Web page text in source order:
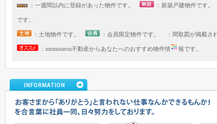
：一週間以内に登録があった物件です。 ：新築戸建物件です
です。
：土地物件です。 ：会員限定物件です。 ：間取図が掲載
：momotarou不動産からあなたへのおすすめ物件情 報です。